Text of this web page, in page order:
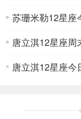
苏珊米勒12星座
唐立淇12星座周
唐立淇12星座今